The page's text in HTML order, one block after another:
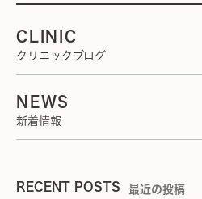
CLINIC
クリニックブログ
NEWS
新着情報
RECENT POSTS 最近の投稿